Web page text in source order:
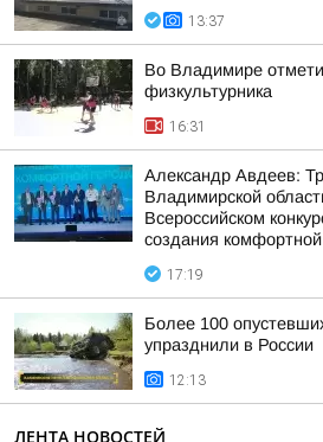
13:37
Во Владимире
физкультурника
16:31
Александр Авдеев:
Владимирской
Всероссийском
создания
17:19
Более 100
упразднили в России
12:13
ЛЕНТА НОВОСТЕЙ